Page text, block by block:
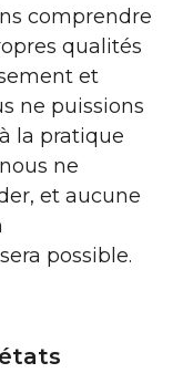
comprendre
qualités
et
ne puissions
la pratique
ne
et aucune
possible.